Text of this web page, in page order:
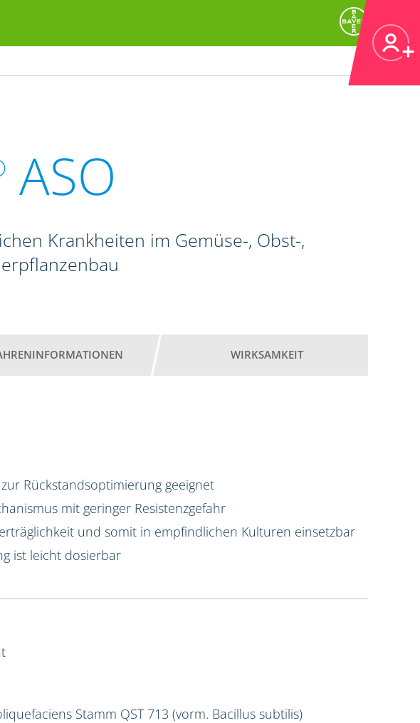
ASO
Krankheiten im Gemüse-, Obst-,
WIRKSAMKEIT
Rückstandsoptimierung geeignet
mit geringer Resistenzgefahr
und somit in empfindlichen Kulturen einsetzbar
ist leicht dosierbar
Stamm QST 713 (vorm. Bacillus subtilis)